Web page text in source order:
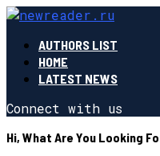
AUTHORS LIST
HOME
LATEST NEWS
Connect with us
Hi, What Are You Looking